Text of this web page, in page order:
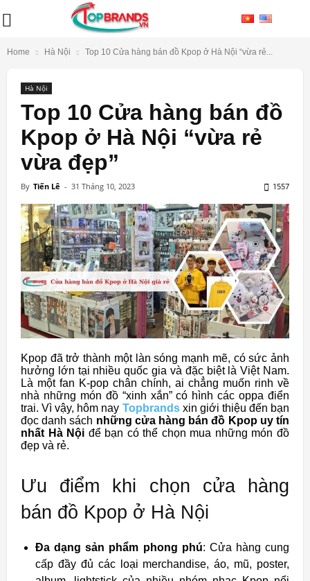
Home Hà Nội Top 10 Cửa hàng bán đồ Kpop ở Hà Nội “vừa rẻ...
Hà Nội
Top 10 Cửa hàng bán đồ
Kpop ở Hà Nội “vừa rẻ
vừa đẹp”
By Tiến Lê - 31 Tháng 10, 2023 1557
Kpop đã trở thành một làn sóng mạnh mẽ, có sức ảnh
hưởng lớn tại nhiều quốc gia và đặc biệt là Việt Nam.
Là một fan K-pop chân chính, ai chẳng muốn rinh về
nhà những món đồ “xinh xắn” có hình các oppa điển
trai. Vì vậy, hôm nay Topbrandsxin giới thiệu đến bạn
đọc danh sách những cửa hàng bán đồ Kpop uy tín
nhất Hà Nội để bạn có thể chọn mua những món đồ
đẹp và rẻ.
Ưu điểm khi chọn cửa hàng
bán đồ Kpop ở Hà Nội
Đa dạng sản phẩm phong phú: Cửa hàng cung
cấp đầy đủ các loại merchandise, áo, mũ, poster,